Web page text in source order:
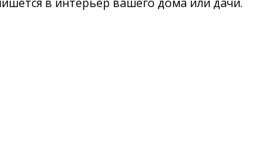
в интерьер вашего дома или дачи.